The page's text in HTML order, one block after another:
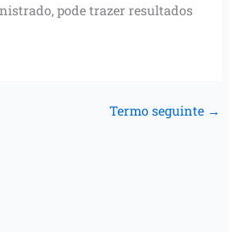
pode trazer resultados
Termo seguinte →